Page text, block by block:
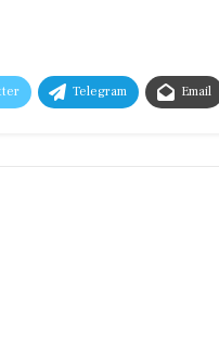
Telegram Email